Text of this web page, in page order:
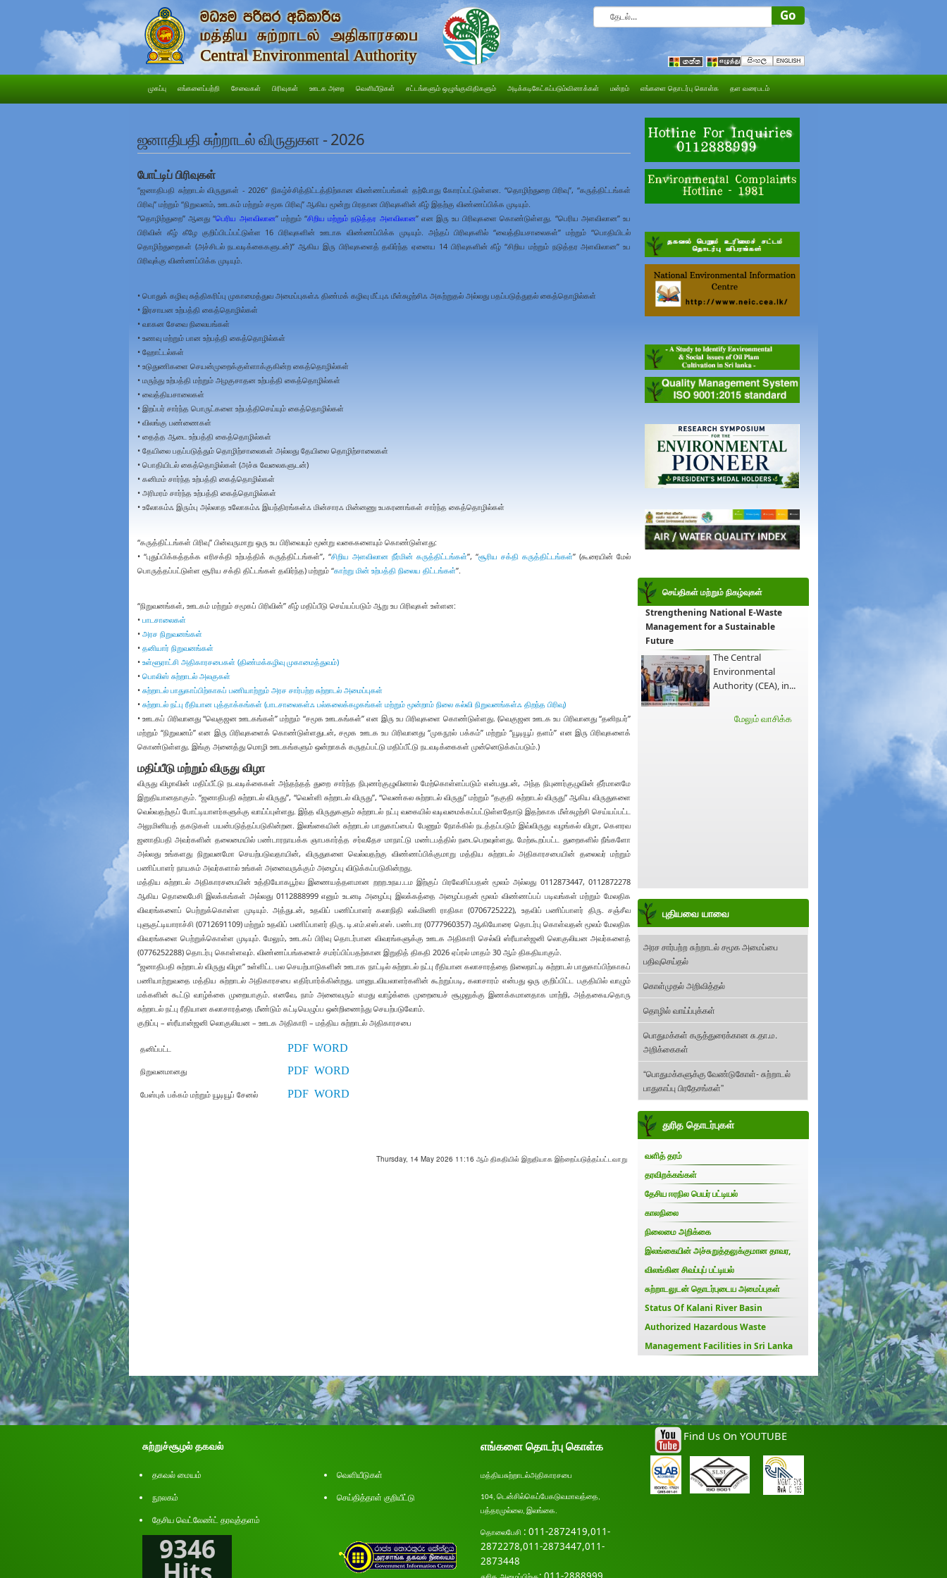
முகப்பு எங்களைப்பற்றி சேவைகள் பிரிவுகள் ஊடக அறை வெளியீடுகள் சட்டங்களும் ஒழுங்குவிதிகளும் அடிக்கடிகேட்கப்படும்வினாக்கள் மன்றம் எங்களை தொடர்பு கொள்க தள வரைபடம்
ஜனாதிபதி சுற்றாடல் விருதுகள - 2026
போட்டிப் பிரிவுகள்
“ஜனாதிபதி சுற்றாடல் விருதுகள் - 2026” நிகழ்ச்சித்திட்டத்திற்கான விண்ணப்பங்கள் தற்போது கோரப்பட்டுள்ளன. “தொழிற்துறை பிரிவு”, “கருத்திட்டங்கள்
பிரிவு” மற்றும் “நிறுவனம், ஊடகம் மற்றும் சமூக பிரிவு” ஆகிய மூன்று பிரதான பிரிவுகளின் கீழ் இதற்கு விண்ணப்பிக்க முடியும்.
“தொழிற்துறை” ஆனது “பெரிய அளவிலான” மற்றும் “சிறிய மற்றும் நடுத்தர அளவிலான” என இரு உப பிரிவுகளை கொண்டுள்ளது. “பெரிய அளவிலான” உப
பிரிவின் கீழ் கீழே குறிப்பிடப்பட்டுள்ள 16 பிரிவுகளின் ஊடாக விண்ணப்பிக்க முடியும். அந்தப் பிரிவுகளில் “வைத்தியசாலைகள்” மற்றும் “பொதியிடல்
தொழிற்துறைகள் (அச்சிடல் நடவடிக்கைகளுடன்)” ஆகிய இரு பிரிவுகளைத் தவிர்ந்த ஏனைய 14 பிரிவுகளின் கீழ் “சிறிய மற்றும் நடுத்தர அளவிலான” உப
பிரிவுக்கு விண்ணப்பிக்க முடியும்.
• பொதுக் கழிவு சுத்திகரிப்பு முகாமைத்துவ அமைப்புகள்ஃ திண்மக் கழிவு மீட்புஃ மீள்சுழற்சிஃ அகற்றுதல் அல்லது பதப்படுத்துதல் கைத்தொழில்கள்
• இரசாயன உற்பத்தி கைத்தொழில்கள்
• வாகன சேவை நிலையங்கள்
• உணவு மற்றும் பான உற்பத்தி கைத்தொழில்கள்
• ஹோட்டல்கள்
• உடுதுணிகளை செயன்முறைக்குள்ளாக்குகின்ற கைத்தொழில்கள்
• மருந்து உற்பத்தி மற்றும் அழகுசாதன உற்பத்தி கைத்தொழில்கள்
• வைத்தியசாலைகள்
• இறப்பர் சார்ந்த பொருட்களை உற்பத்திசெய்யும் கைத்தொழில்கள்
• விலங்கு பண்ணைகள்
• தைத்த ஆடை உற்பத்தி கைத்தொழில்கள்
• தேயிலை பதப்படுத்தும் தொழிற்சாலைகள் அல்லது தேயிலை தொழிற்சாலைகள்
• பொதியிடல் கைத்தொழில்கள் (அச்சு வேலைகளுடன்)
• கனிமம் சார்ந்த உற்பத்தி கைத்தொழில்கள்
• அரிமரம் சார்ந்த உற்பத்தி கைத்தொழில்கள்
• உலோகம்ஃ இரும்பு அல்லாத உலோகம்ஃ இயந்திரங்கள்ஃ மின்சாரஃ மின்னணு உபகரணங்கள் சார்ந்த கைத்தொழில்கள்
“கருத்திட்டங்கள் பிரிவு” பின்வருமாறு ஒரு உப பிரிவையும் மூன்று வகைகளையும் கொண்டுள்ளது:
• “புதுப்பிக்கத்தக்க எரிசக்தி உற்பத்திக் கருத்திட்டங்கள்”, “சிறிய அளவிலான நீர்மின் கருத்திட்டங்கள்”, “சூரிய சக்தி கருத்திட்டங்கள்” (கூரையின் மேல்
பொருத்தப்பட்டுள்ள சூரிய சக்தி திட்டங்கள் தவிர்ந்த) மற்றும் “காற்று மின் உற்பத்தி நிலைய திட்டங்கள்”.
“நிறுவனங்கள், ஊடகம் மற்றும் சமூகப் பிரிவின்” கீழ் மதிப்பீடு செய்யப்படும் ஆறு உப பிரிவுகள் உள்ளன:
• பாடசாலைகள்
• அரச நிறுவனங்கள்
• தனியார் நிறுவனங்கள்
• உள்ளூராட்சி அதிகாரசபைகள் (திண்மக்கழிவு முகாமைத்துவம்)
• பொலிஸ் சுற்றாடல் அலகுகள்
• சுற்றாடல் பாதுகாப்பிற்காகப் பணியாற்றும் அரச சார்பற்ற சுற்றாடல் அமைப்புகள்
• சுற்றாடல் நட்பு ரீதியான புத்தாக்கங்கள் (பாடசாலைகள்ஃ பல்கலைக்கழகங்கள் மற்றும் மூன்றாம் நிலை கல்வி நிறுவனங்கள்ஃ திறந்த பிரிவு)
• ஊடகப் பிரிவானது “வெகுஜன ஊடகங்கள்” மற்றும் “சமூக ஊடகங்கள்” என இரு உப பிரிவுகளை கொண்டுள்ளது. (வெகுஜன ஊடக உப பிரிவானது “தனிநபர்”
மற்றும் “நிறுவனம்” என இரு பிரிவுகளைக் கொண்டுள்ளதுடன், சமூக ஊடக உப பிரிவானது “முகநூல் பக்கம்” மற்றும் “யூடியூப் தளம்” என இரு பிரிவுகளைக்
கொண்டுள்ளது. இங்கு அனைத்து மொழி ஊடகங்களும் ஒன்றாகக் கருதப்பட்டு மதிப்பீட்டு நடவடிக்கைகள் முன்னெடுக்கப்படும்.)
மதிப்பீடு மற்றும் விருது விழா
விருது விழாவின் மதிப்பீட்டு நடவடிக்கைகள் அந்தந்தத் துறை சார்ந்த நிபுணர்குழுவினால் மேற்கொள்ளப்படும் என்பதுடன், அந்த நிபுணர்குழுவின் தீர்மானமே
இறுதியானதாகும். “ஜனாதிபதி சுற்றாடல் விருது”, “வெள்ளி சுற்றாடல் விருது”, “வெண்கல சுற்றாடல் விருது” மற்றும் “தகுதி சுற்றாடல் விருது” ஆகிய விருதுகளை
வெல்வதற்குப் போட்டியாளர்களுக்கு வாய்ப்புள்ளது. இந்த விருதுகளும் சுற்றாடல் நட்பு வகையில் வடிவமைக்கப்பட்டுள்ளதோடு இதற்காக மீள்சுழற்சி செய்யப்பட்ட
அலுமினியத் தகடுகள் பயன்படுத்தப்படுகின்றன. இலங்கையின் சுற்றாடல் பாதுகாப்பைப் பேணும் நோக்கில் நடத்தப்படும் இவ்விருது வழங்கல் விழா, கௌரவ
ஜனாதிபதி அவர்களின் தலைமையில் பண்டாரநாயக்க ஞாபகார்த்த சர்வதேச மாநாட்டு மண்டபத்தில் நடைபெறவுள்ளது. மேற்கூறப்பட்ட துறைகளில் நீங்களோ
அல்லது உங்களது நிறுவனமோ செயற்படுவதாயின், விருதுகளை வெல்வதற்கு விண்ணப்பிக்குமாறு மத்திய சுற்றாடல் அதிகாரசபையின் தலைவர் மற்றும்
பணிப்பாளர் நாயகம் அவர்களால் உங்கள் அனைவருக்கும் அழைப்பு விடுக்கப்படுகின்றது.
மத்திய சுற்றாடல் அதிகாரசபையின் உத்தியோகபூர்வ இணையத்தளமான றறற.உநய.டம இற்குப் பிரவேசிப்பதன் மூலம் அல்லது 0112873447, 0112872278
ஆகிய தொலைபேசி இலக்கங்கள் அல்லது 0112888999 எனும் உடனடி அழைப்பு இலக்கத்தை அழைப்பதன் மூலம் விண்ணப்பப் படிவங்கள் மற்றும் மேலதிக
விவரங்களைப் பெற்றுக்கொள்ள முடியும். அத்துடன், உதவிப் பணிப்பாளர் கலாநிதி லக்மிணி ராதிகா (0706725222), உதவிப் பணிப்பாளர் திரு. சஞ்சீவ
புளுகுட்டியாராச்சி (0712691109) மற்றும் உதவிப் பணிப்பாளர் திரு. டி.எம்.எஸ்.எஸ். பண்டார (0777960357) ஆகியோரை தொடர்பு கொள்வதன் மூலம் மேலதிக
விவரங்களை பெற்றுக்கொள்ள முடியும். மேலும், ஊடகப் பிரிவு தொடர்பான விவரங்களுக்கு ஊடக அதிகாரி செல்வி ஸ்ரீயான்ஜனி லொகுலியன அவர்களைத்
(0776252288) தொடர்பு கொள்ளவும். விண்ணப்பங்களைச் சமர்ப்பிப்பதற்கான இறுதித் திகதி 2026 ஏப்ரல் மாதம் 30 ஆம் திகதியாகும்.
“ஜனாதிபதி சுற்றாடல் விருது விழா” உள்ளிட்ட பல செயற்பாடுகளின் ஊடாக நாட்டில் சுற்றாடல் நட்பு ரீதியான கலாசாரத்தை நிலைநாட்டி சுற்றாடல் பாதுகாப்பிற்காகப்
பணியாற்றுவதை மத்திய சுற்றாடல் அதிகாரசபை எதிர்பார்க்கின்றது. மானுடவியலாளர்களின் கூற்றுப்படி, கலாசாரம் என்பது ஒரு குறிப்பிட்ட பகுதியில் வாழும்
மக்களின் கூட்டு வாழ்க்கை முறையாகும். எனவே, நாம் அனைவரும் எமது வாழ்க்கை முறையைச் சூழலுக்கு இணக்கமானதாக மாற்றி, அத்தகையதொரு
சுற்றாடல் நட்பு ரீதியான கலாசாரத்தை மீண்டும் கட்டியெழுப்ப ஒன்றிணைந்து செயற்படுவோம்.
குறிப்பு – ஸ்ரீயான்ஜனி லொகுலியன – ஊடக அதிகாரி – மத்திய சுற்றாடல் அதிகாரசபை
தனிப்பட்ட PDF WORD
நிறுவனமானது PDF WORD
பேஸ்புக் பக்கம் மற்றும் யூடியூப் சேனல் PDF WORD
Thursday, 14 May 2026 11:16 ஆம் திகதியில் இறுதியாக இற்றைப்படுத்தப்பட்டவாறு
செய்திகள் மற்றும் நிகழ்வுகள்
Strengthening National E-Waste
Management for a Sustainable
Future
The Central
Environmental
Authority (CEA), in...
மேலும் வாசிக்க
புதியவை யாவை
அரச சார்பற்ற சுற்றாடல் சமூக அமைப்பை
பதிவுசெய்தல்
கொள்முதல் அறிவித்தல்
தொழில் வாய்ப்புக்கள்
பொதுமக்கள் கருத்துரைக்கான சு.தா.ம.
அறிக்கைகள்
“பொதுமக்களுக்கு வேண்டுகோள்- சுற்றாடல்
பாதுகாப்பு பிரதேசங்கள்”
துரித தொடர்புகள்
வளித் தரம்
தரவிறக்கங்கள்
தேசிய ஈரநில பெயர் பட்டியல்
காலநிலை
நிலைமை அறிக்கை
இலங்கையின் அச்சுறுத்தலுக்குமான தாவர,
விலங்கின சிவப்புப் பட்டியல்
சுற்றாடலுடன் தொடர்புடைய அமைப்புகள்
Status Of Kalani River Basin
Authorized Hazardous Waste
Management Facilities in Sri Lanka
சுற்றுச்சூழல் தகவல்
தகவல் மையம்
வெளியீடுகள்
நூலகம்
செய்தித்தாள் குறியீட்டு
தேசிய வெட்லேண்ட் தரவுத்தளம்
9346
எங்களை தொடர்பு கொள்க
மத்தியசுற்றாடல்அதிகாரசபை
104, டென்சில்கெப்பேகடுவமாவத்தை,
பத்தரமுல்லை, இலங்கை
தொலைபேசி : 011-2872419,011-
2872278,011-2873447,011-
2873448
Find Us On YOUTUBE